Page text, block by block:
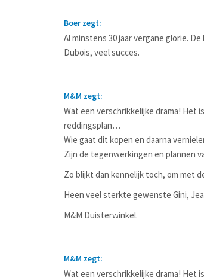
Boer zegt:
Al minstens 30 jaar vergane glorie.
Dubois, veel succes.
M&M zegt:
Wat een verschrikkelijke drama! Het
reddingsplan…
Wie gaat dit kopen en daarna
Zijn de tegenwerkingen en plannen
Zo blijkt dan kennelijk toch, om met
Heen veel sterkte gewenste Gini,
M&M Duisterwinkel.
M&M zegt:
Wat een verschrikkelijke drama! Het